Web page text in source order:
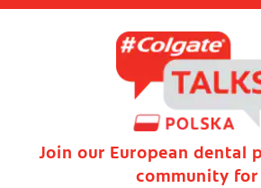
Join our European dental
community for